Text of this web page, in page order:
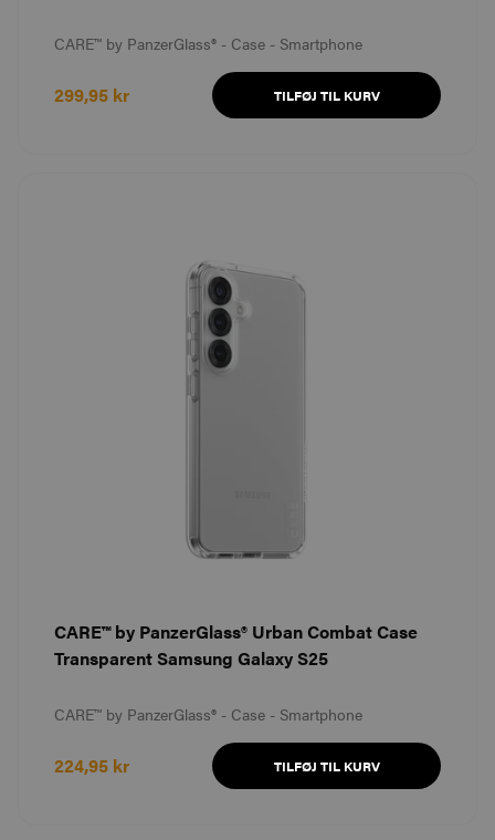
CARE™ by PanzerGlass® - Case - Smartphone
299,95 kr TILFØJ TIL KURV
CARE™ by PanzerGlass® Urban Combat Case
Transparent Samsung Galaxy S25
CARE™ by PanzerGlass® - Case - Smartphone
224,95 kr TILFØJ TIL KURV